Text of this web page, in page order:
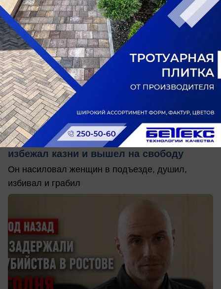
вчера в 19:50
Общество
Лифтер-убийца из Донецка: история
жуткого ростовского маньяка, который
избежал казни и вышел на свободу
Он насиловал женщин в подъезде, душил,
избивал и грабил